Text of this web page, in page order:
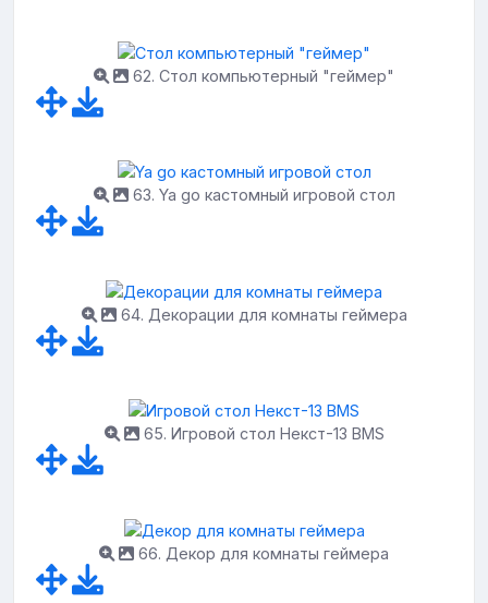
62. Стол компьютерный "геймер"
63. Ya go кастомный игровой стол
64. Декорации для комнаты геймера
65. Игровой стол Некст-13 BMS
66. Декор для комнаты геймера